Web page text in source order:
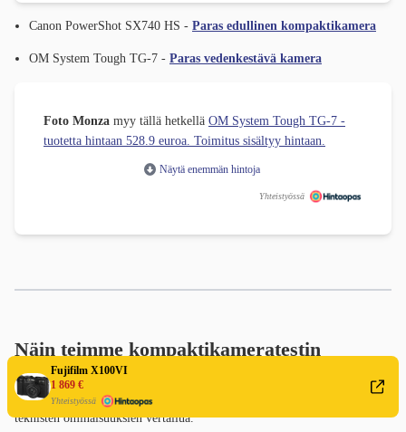
Fujifilm X100VI
1 869 €
Yhteistyössä
Canon PowerShot SX740 HS - Paras edullinen kompaktikamera
OM System Tough TG-7 - Paras vedenkestävä kamera
Foto Monza myy tällä hetkellä OM System Tough TG-7 -
tuotetta hintaan 528.9 euroa. Toimitus sisältyy hintaan.
Näytä enemmän hintoja
Yhteistyössä
Näin teimme kompaktikameratestin
Parhaan kompaktikameran ja digitaalikameran valinnassa hyödynsimme
useita lähteitä: asiantuntijoiden testituloksia, käyttäjäarvioita sekä
teknisten ominaisuuksien vertailua.